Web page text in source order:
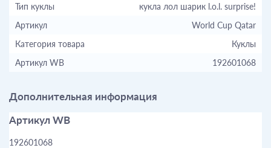
Тип куклы
кукла лол шарик l.o.l. surprise!
Артикул
World Cup Qatar
Категория товара
Куклы
Артикул WB
192601068
Дополнительная информация
Артикул WB
192601068